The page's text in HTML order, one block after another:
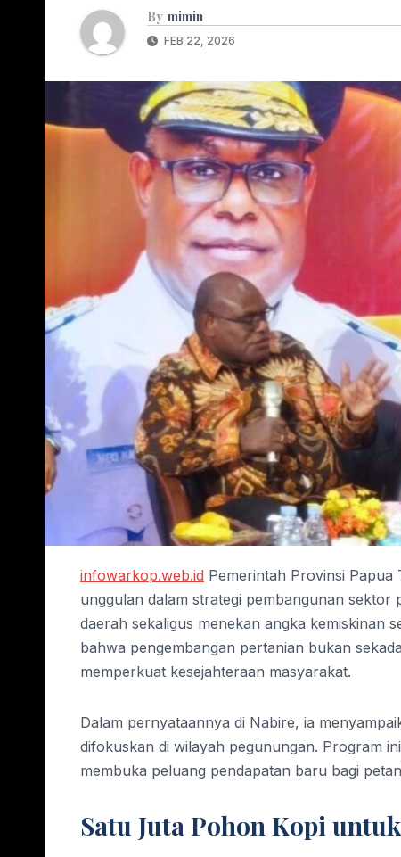
By mimin
FEB 22, 2026
infowarkop.web.id Pemerintah Provinsi Papua
unggulan dalam strategi pembangunan sektor
daerah sekaligus menekan angka kemiskinan
bahwa pengembangan pertanian bukan
memperkuat kesejahteraan masyarakat.
Dalam pernyataannya di Nabire, ia
difokuskan di wilayah pegunungan. Program
membuka peluang pendapatan baru bagi
Satu Juta Pohon Kopi